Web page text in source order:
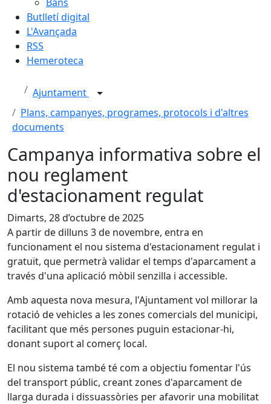
Butlletí digital
L'Avançada
RSS
Hemeroteca
Ajuntament
Plans, campanyes, programes, protocols i d'altres
documents
Campanya informativa sobre el
nou reglament
d'estacionament regulat
Dimarts, 28 d’octubre de 2025
A partir de dilluns 3 de novembre, entra en
funcionament el nou sistema d'estacionament regulat i
gratuït, que permetrà validar el temps d'aparcament a
través d'una aplicació mòbil senzilla i accessible.
Amb aquesta nova mesura, l'Ajuntament vol millorar la
rotació de vehicles a les zones comercials del municipi,
facilitant que més persones puguin estacionar-hi,
donant suport al comerç local.
El nou sistema també té com a objectiu fomentar l'ús
del transport públic, creant zones d'aparcament de
llarga durada i dissuassòries per afavorir una mobilitat